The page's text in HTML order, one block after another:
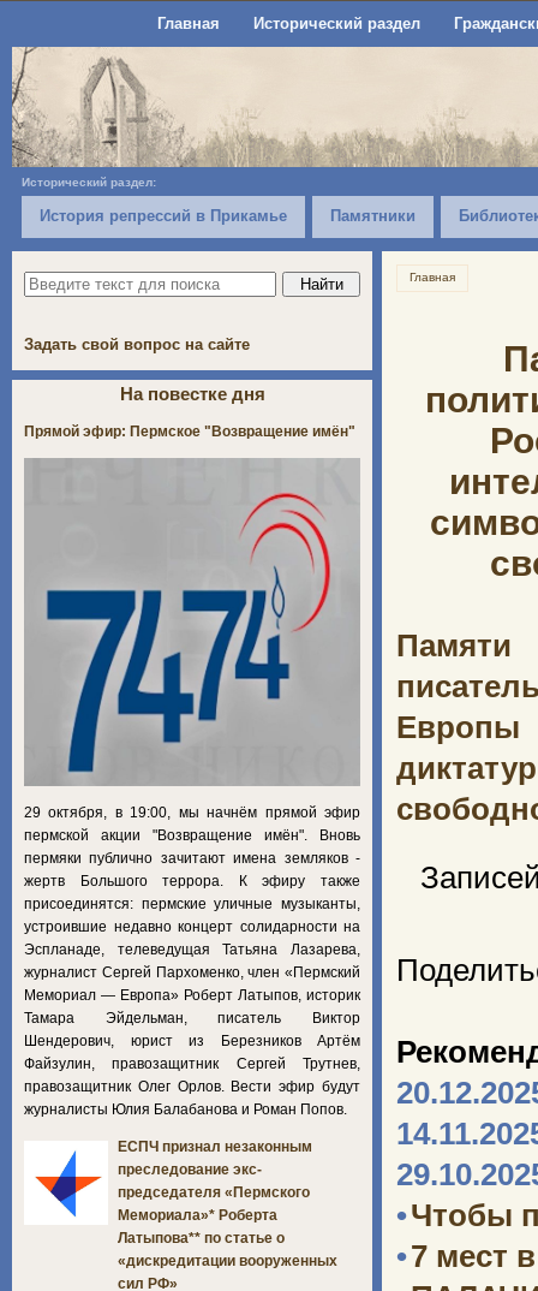
Главная Исторический раздел
Исторический раздел:
История репрессий в Прикамье Памятники
Главная
Памяти
Европы
•Чтобы
•7 мест
Задать свой вопрос на сайте
На повестке дня
Прямой эфир: Пермское "Возвращение имён"
29 октября, в 19:00, мы начнём прямой эфир
пермской акции "Возвращение имён". Вновь
пермяки публично зачитают имена земляков -
жертв Большого террора. К эфиру также
присоединятся: пермские уличные музыканты,
устроившие недавно концерт солидарности на
Эспланаде, телеведущая Татьяна Лазарева,
журналист Сергей Пархоменко, член «Пермский
Мемориал — Европа» Роберт Латыпов, историк
Тамара Эйдельман, писатель Виктор
Шендерович, юрист из Березников Артём
Файзулин, правозащитник Сергей Трутнев,
правозащитник Олег Орлов. Вести эфир будут
журналисты Юлия Балабанова и Роман Попов.
ЕСПЧ признал незаконным
преследование экс-
председателя «Пермского
Мемориала»* Роберта
Латыпова** по статье о
«дискредитации вооруженных
сил РФ»